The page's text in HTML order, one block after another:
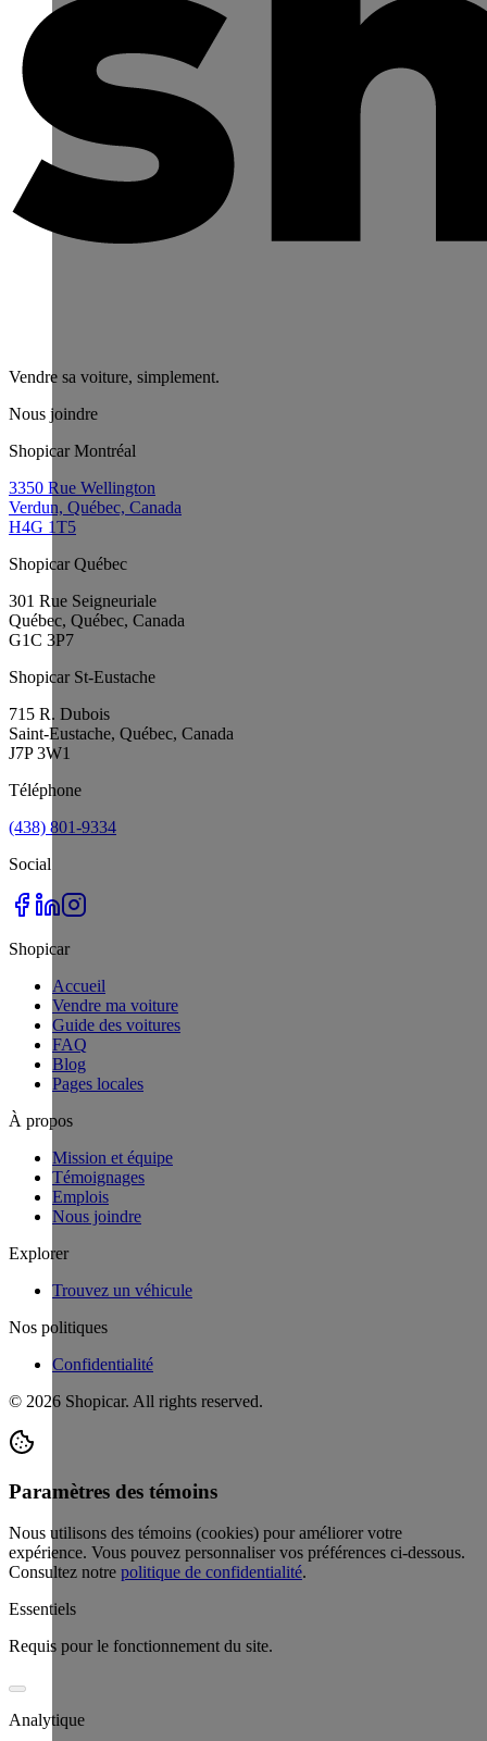
Vendre sa voiture, simplement.
Nous joindre
Shopicar Montréal
3350 Rue Wellington
Verdun, Québec, Canada
H4G 1T5
Shopicar Québec
301 Rue Seigneuriale
Québec, Québec, Canada
G1C 3P7
Shopicar St-Eustache
715 R. Dubois
Saint-Eustache, Québec, Canada
J7P 3W1
Téléphone
(438) 801-9334
Social
Shopicar
Accueil
Vendre ma voiture
Guide des voitures
FAQ
Blog
Pages locales
À propos
Mission et équipe
Témoignages
Emplois
Nous joindre
Explorer
Trouvez un véhicule
Nos politiques
Confidentialité
© 2026 Shopicar. All rights reserved.
Paramètres des témoins
Nous utilisons des témoins (cookies) pour améliorer votre
expérience. Vous pouvez personnaliser vos préférences ci-dessous.
Consultez notre politique de confidentialité.
Essentiels
Requis pour le fonctionnement du site.
Analytique